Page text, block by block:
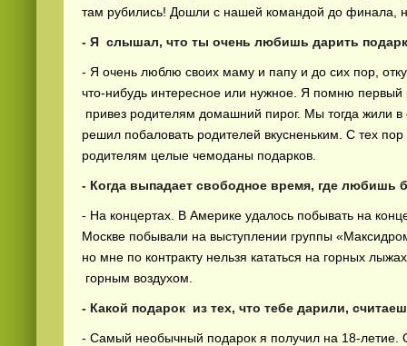
там рубились! Дошли с нашей командой до финала,
- Я слышал, что ты очень любишь дарить
- Я очень люблю своих маму и папу и до сих пор,
что-нибудь интересное или нужное. Я помню
привез родителям домашний пирог. Мы тогда жили
решил побаловать родителей вкусненьким. С тех
родителям целые чемоданы подарков.
- Когда выпадает свободное время, где любишь
- На концертах. В Америке удалось побывать на
Москве побывали на выступлении группы
но мне по контракту нельзя кататься на горных
горным воздухом.
- Какой подарок из тех, что тебе дарили,
- Самый необычный подарок я получил на 18-летие.